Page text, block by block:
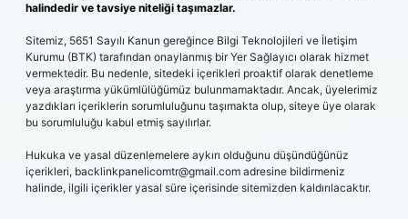
halindedir ve tavsiye niteliği taşımazlar.
Sitemiz, 5651 Sayılı Kanun gereğince Bilgi Teknolojileri ve İletişim
Kurumu (BTK) tarafından onaylanmış bir Yer Sağlayıcı olarak hizmet
vermektedir. Bu nedenle, sitedeki içerikleri proaktif olarak denetleme
veya araştırma yükümlülüğümüz bulunmamaktadır. Ancak, üyelerimiz
yazdıkları içeriklerin sorumluluğunu taşımakta olup, siteye üye olarak
bu sorumluluğu kabul etmiş sayılırlar.
Hukuka ve yasal düzenlemelere aykırı olduğunu düşündüğünüz
içerikleri, backlinkpanelicomtr@gmail.com adresine bildirmeniz
halinde, ilgili içerikler yasal süre içerisinde sitemizden kaldırılacaktır.